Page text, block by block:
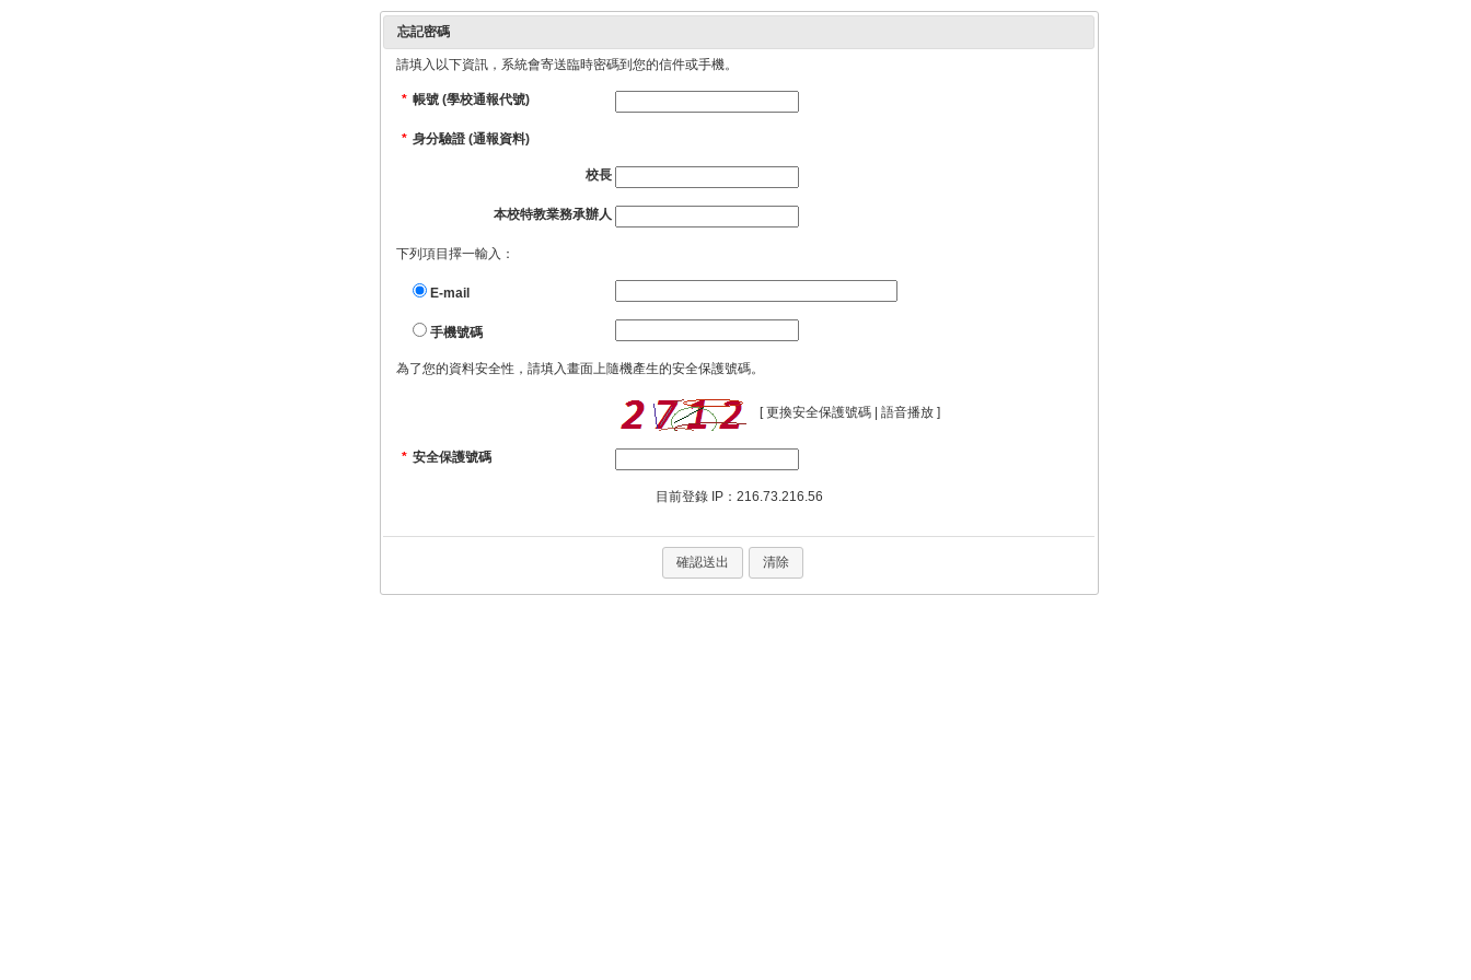
忘記密碼
請填入以下資訊，系統會寄送臨時密碼到您的信件或手機。
* 帳號 (學校通報代號)
* 身分驗證 (通報資料)
校長
本校特教業務承辦人
下列項目擇一輸入：
E-mail
手機號碼
為了您的資料安全性，請填入畫面上隨機產生的安全保護號碼。
[更換安全保護號碼 |語音播放 ]
* 安全保護號碼
目前登錄 IP：216.73.216.56
確認送出 清除